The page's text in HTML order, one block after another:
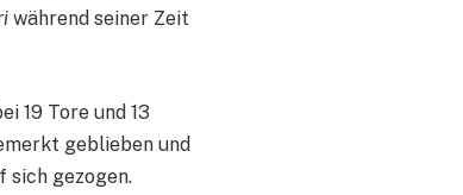
während seiner Zeit
19 Tore und 13
geblieben und
sich gezogen.